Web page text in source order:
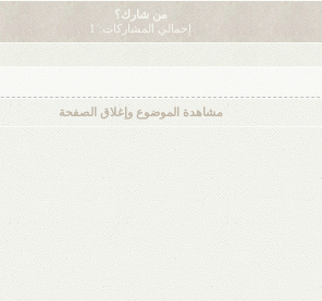
من شارك؟
إجمالي المشاركات: 1
مشاهدة الموضوع وإغلاق الصفحة